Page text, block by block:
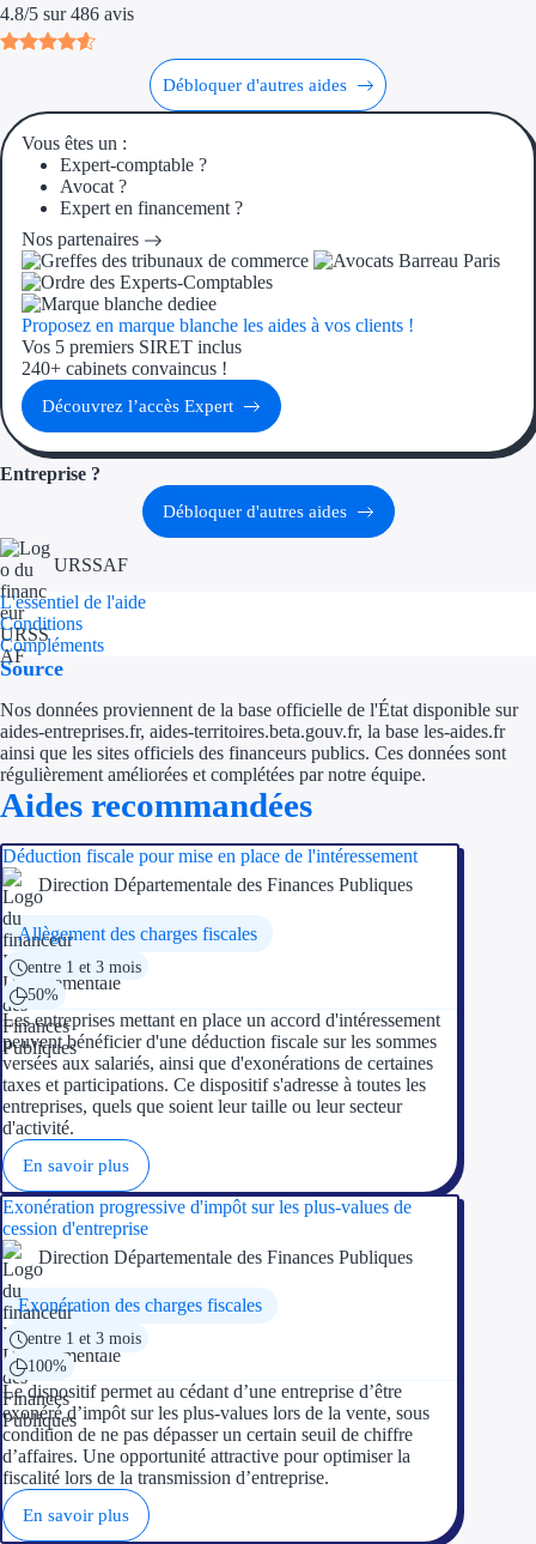
4.8/5 sur 486 avis
Débloquer d'autres aides
Vous êtes un :
Expert-comptable ?
Avocat ?
Expert en financement ?
Nos partenaires
Proposez en marque blanche les aides à vos clients !
Vos 5 premiers SIRET inclus
240+ cabinets convaincus !
Découvrez l’accès Expert
Entreprise ?
Débloquer d'autres aides
URSSAF
L'essentiel de l'aide
Conditions
Compléments
Source
Nos données proviennent de la base officielle de l'État disponible sur
aides-entreprises.fr, aides-territoires.beta.gouv.fr, la base les-aides.fr
ainsi que les sites officiels des financeurs publics. Ces données sont
régulièrement améliorées et complétées par notre équipe.
Aides recommandées
Déduction fiscale pour mise en place de l'intéressement
Direction Départementale des Finances Publiques
Allègement des charges fiscales
entre 1 et 3 mois
50%
Les entreprises mettant en place un accord d'intéressement
peuvent bénéficier d'une déduction fiscale sur les sommes
versées aux salariés, ainsi que d'exonérations de certaines
taxes et participations. Ce dispositif s'adresse à toutes les
entreprises, quels que soient leur taille ou leur secteur
d'activité.
En savoir plus
Exonération progressive d'impôt sur les plus-values de
cession d'entreprise
Direction Départementale des Finances Publiques
Exonération des charges fiscales
entre 1 et 3 mois
100%
Le dispositif permet au cédant d’une entreprise d’être
exonéré d’impôt sur les plus-values lors de la vente, sous
condition de ne pas dépasser un certain seuil de chiffre
d’affaires. Une opportunité attractive pour optimiser la
fiscalité lors de la transmission d’entreprise.
En savoir plus